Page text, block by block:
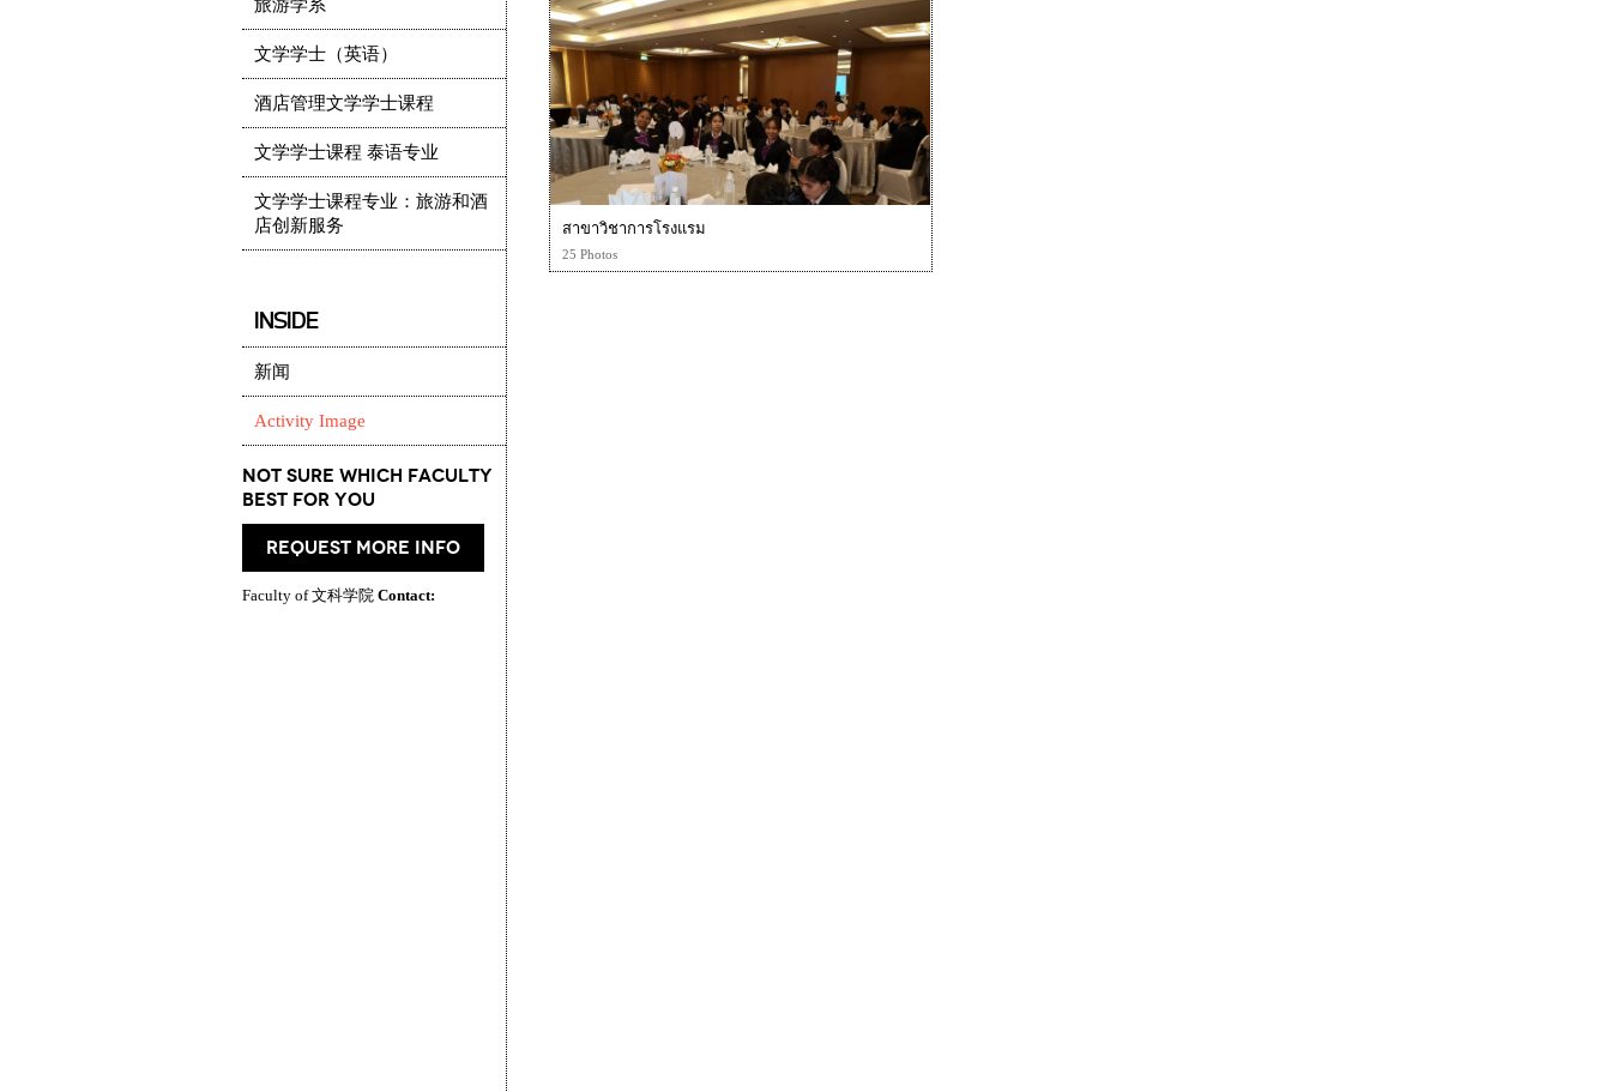
สาขาวิชาการโรงแรม
25 Photos
旅游学系
文学学士（英语）
酒店管理文学学士课程
文学学士课程 泰语专业
文学学士课程专业：旅游和酒
店创新服务
INSIDE
新闻
Activity Image
Not Sure which Faculty
best for you
request more info
Faculty of 文科学院 Contact: